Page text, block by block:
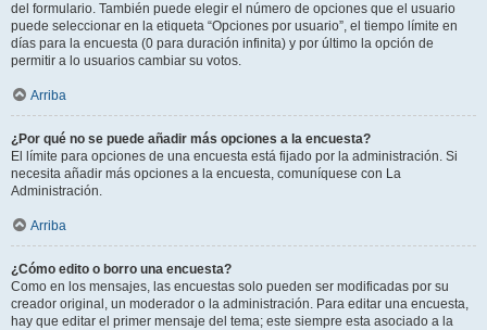
del formulario. También puede elegir el número de opciones que el usuario
puede seleccionar en la etiqueta “Opciones por usuario”, el tiempo límite en
días para la encuesta (0 para duración infinita) y por último la opción de
permitir a lo usuarios cambiar su votos.
Arriba
¿Por qué no se puede añadir más opciones a la encuesta?
El límite para opciones de una encuesta está fijado por la administración. Si
necesita añadir más opciones a la encuesta, comuníquese con La
Administración.
Arriba
¿Cómo edito o borro una encuesta?
Como en los mensajes, las encuestas solo pueden ser modificadas por su
creador original, un moderador o la administración. Para editar una encuesta,
hay que editar el primer mensaje del tema; este siempre esta asociado a la